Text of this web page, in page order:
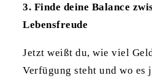
3. Finde deine Balance
Lebensfreude
Jetzt weißt du, wie viel
Verfügung steht und wo es